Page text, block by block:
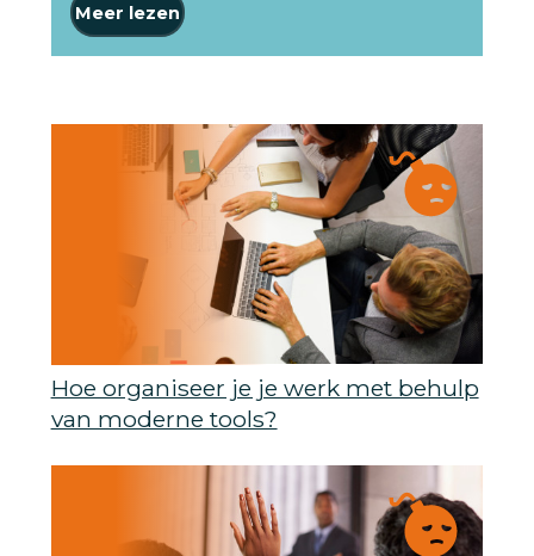
Meer lezen
Hoe organiseer je je werk met behulp
van moderne tools?